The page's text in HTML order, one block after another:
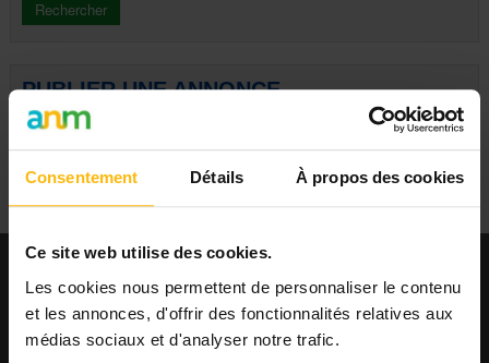
Consentement Détails À propos des cookies
Ce site web utilise des cookies.
Les cookies nous permettent de personnaliser le contenu
et les annonces, d'offrir des fonctionnalités relatives aux
médias sociaux et d'analyser notre trafic.
APE
CIP
CEP
CPE
Animation
Coordination / Management /
Financement / Comptabilité /
Vente
Marketing / Communication /
RP
Ressources humaines
Ouvrier / Maintenance /
Cuisine / Logistique
Autre
Toutes
PUBLIER UNE ANNONCE
EMPLOI
Consulter les offres